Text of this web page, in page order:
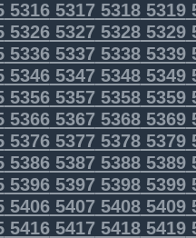
5316531753185319
5326532753285329
5336533753385339
5346534753485349
5356535753585359
5366536753685369
5376537753785379
5386538753885389
5396539753985399
5406540754085409
5416541754185419